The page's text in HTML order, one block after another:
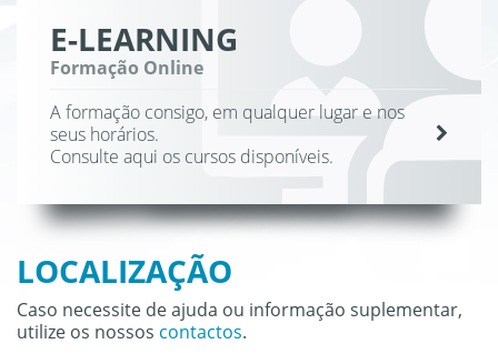
E-LEARNING
Formação Online
A formação consigo, em qualquer lugar e nos
seus horários.
Consulte aqui os cursos disponíveis.
LOCALIZAÇÃO
Caso necessite de ajuda ou informação suplementar,
utilize os nossos contactos.